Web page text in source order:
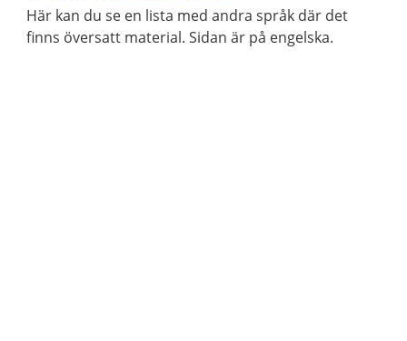
Här kan du se en lista med andra språk där det
finns översatt material. Sidan är på engelska.